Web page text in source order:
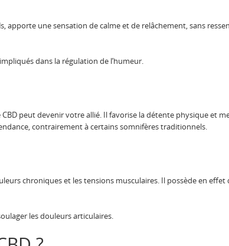
apporte une sensation de calme et de relâchement, sans
dans la régulation de l’humeur.
peut devenir votre allié. Il favorise la détente physique et
contrairement à certains somnifères traditionnels.
chroniques et les tensions musculaires. Il possède en
les douleurs articulaires.